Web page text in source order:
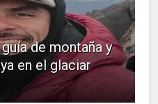
de montaña y
en el glaciar